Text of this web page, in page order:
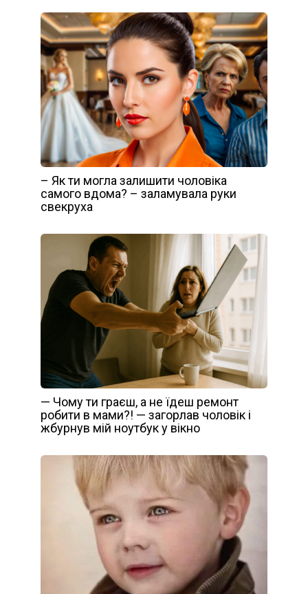
– Як ти могла залишити чоловіка
самого вдома? – заламувала руки
свекруха
— Чому ти граєш, а не їдеш ремонт
робити в мами?! — загорлав чоловік і
жбурнув мій ноутбук у вікно